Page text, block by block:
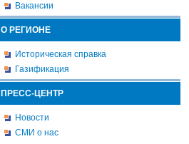
Вакансии
О РЕГИОНЕ
Историческая справка
Газификация
ПРЕСС-ЦЕНТР
Новости
СМИ о нас